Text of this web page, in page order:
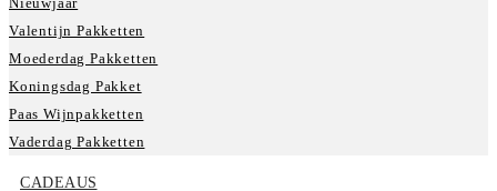
Valentijn Pakketten
Moederdag Pakketten
Koningsdag Pakket
Paas Wijnpakketten
Vaderdag Pakketten
CADEAUS